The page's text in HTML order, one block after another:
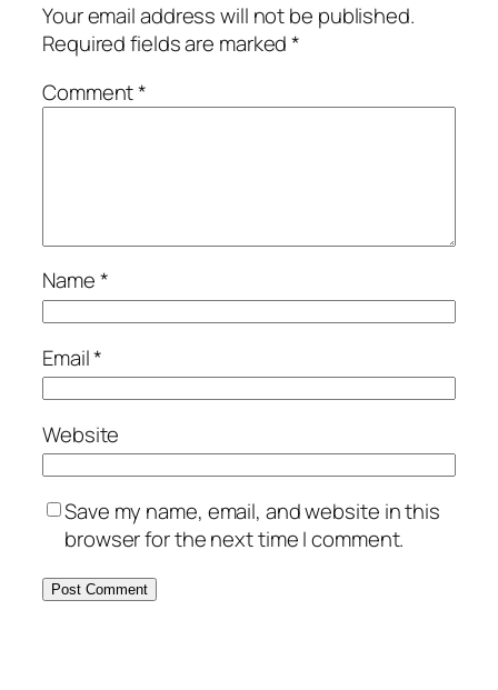
Your email address will not be published.
Required fields are marked*
Comment*
Name*
Email*
Website
Save my name, email, and website in this
browser for the next time I comment.